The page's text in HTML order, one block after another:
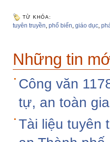
TỪ KHÓA:
tuyên truyền, phổ biến, giáo dục,
Những tin
Công văn
tự, an toàn
Tài liệu tuyên